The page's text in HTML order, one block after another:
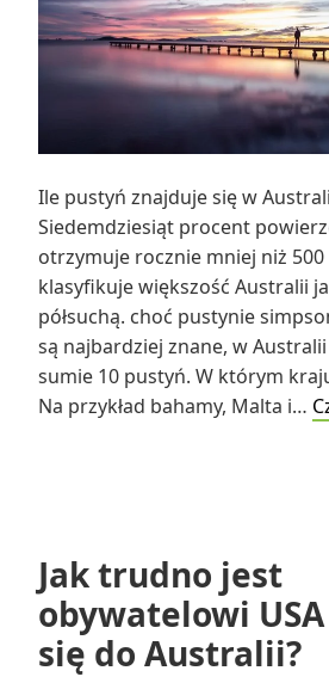
Ile pustyń znajduje się w
Siedemdziesiąt procent
otrzymuje rocznie mniej niż 500
klasyfikuje większość Australii
półsuchą. choć pustynie
są najbardziej znane, w
sumie 10 pustyń. W którym
Na przykład bahamy, Malta i…
Jak trudno jest
obywatelowi
się do Australii?